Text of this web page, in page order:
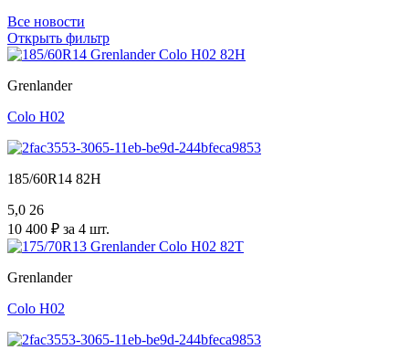
Все новости
Открыть фильтр
Grenlander
Colo H02
185/60R14 82H
5,0 26
10 400 ₽ за 4 шт.
Grenlander
Colo H02